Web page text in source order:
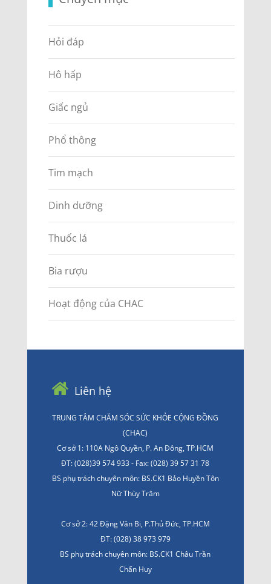
Hỏi đáp
Hô hấp
Giấc ngủ
Phổ thông
Tim mạch
Dinh dưỡng
Thuốc lá
Bia rượu
Hoạt động của CHAC
Liên hệ
TRUNG TÂM CHĂM SÓC SỨC KHỎE CỘNG ĐỒNG
(CHAC)
Cơ sở 1: 110A Ngô Quyền, P. An Đông, TP.HCM
ĐT: (028)39 574 933 - Fax: (028) 39 57 31 78
BS phụ trách chuyên môn: BS.CK1 Bảo Huyền Tôn
Nữ Thùy Trâm
Cơ sở 2: 42 Đặng Văn Bi, P.Thủ Đức, TP.HCM
ĐT: (028) 38 973 979
BS phụ trách chuyên môn: BS.CK1 Châu Trần
Chấn Huy